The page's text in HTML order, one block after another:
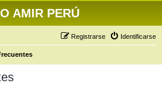
AMIR PERÚ
Identificarse
Registrarse